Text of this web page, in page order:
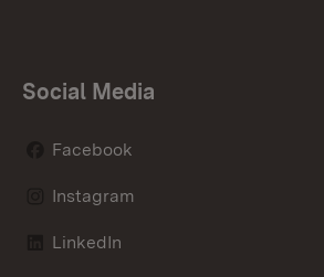
Social Media
Facebook
Instagram
LinkedIn